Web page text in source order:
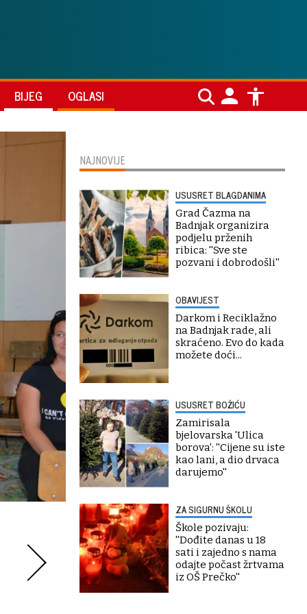
BIJEG OGLASI
NAJNOVIJE
USUSRET BLAGDANIMA
Grad Čazma na
Badnjak organizira
podjelu prženih
ribica: ''Sve ste
pozvani i dobrodošli''
OBAVIJEST
Darkom i Reciklažno
na Badnjak rade, ali
skraćeno. Evo do kada
možete doći...
USUSRET BOŽIĆU
Zamirisala
bjelovarska 'Ulica
borova': ''Cijene su iste
kao lani, a dio drvaca
darujemo''
ZA SIGURNU ŠKOLU
Škole pozivaju:
''Dođite danas u 18
sati i zajedno s nama
odajte počast žrtvama
iz OŠ Prečko''